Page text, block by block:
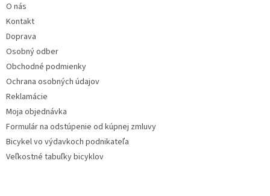
O nás
Kontakt
Doprava
Osobný odber
Obchodné podmienky
Ochrana osobných údajov
Reklamácie
Moja objednávka
Formulár na odstúpenie od kúpnej zmluvy
Bicykel vo výdavkoch podnikateľa
Veľkostné tabuľky bicyklov